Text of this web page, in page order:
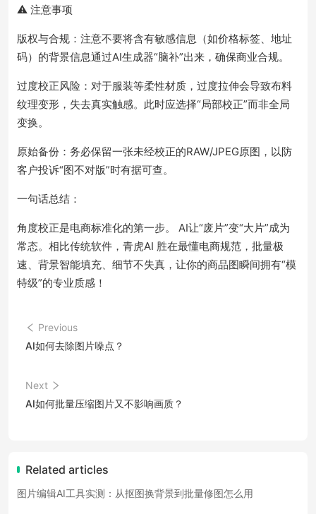
⚠️ 注意事项
版权与合规：注意不要将含有敏感信息（如价格标签、地址
码）的背景信息通过AI生成器“脑补”出来，确保商业合规。
过度校正风险：对于服装等柔性材质，过度拉伸会导致布料
纹理变形，失去真实触感。此时应选择“局部校正”而非全局
变换。
原始备份：务必保留一张未经校正的RAW/JPEG原图，以防
客户投诉“图不对版”时有据可查。
一句话总结：
角度校正是电商标准化的第一步。 AI让“废片”变“大片”成为
常态。相比传统软件，青虎AI 胜在最懂电商规范，批量极
速、背景智能填充、细节不失真，让你的商品图瞬间拥有“模
特级”的专业质感！
Previous
AI如何去除图片噪点？
Next
AI如何批量压缩图片又不影响画质？
Related articles
图片编辑AI工具实测：从抠图换背景到批量修图怎么用